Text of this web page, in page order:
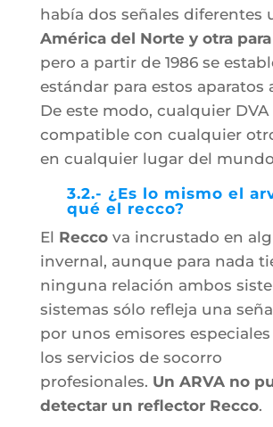
había dos señales diferentes
América del Norte y otra
pero a partir de 1986 se
estándar para estos aparatos
De este modo, cualquier DVA
compatible con cualquier
en cualquier lugar del
3.2.- ¿Es lo mismo el
qué el recco?
El Recco va incrustado en
invernal, aunque para nada
ninguna relación ambos
sistemas sólo refleja una
por unos emisores
los servicios de socorro
profesionales. Un ARVA no
detectar un reflector Recco.